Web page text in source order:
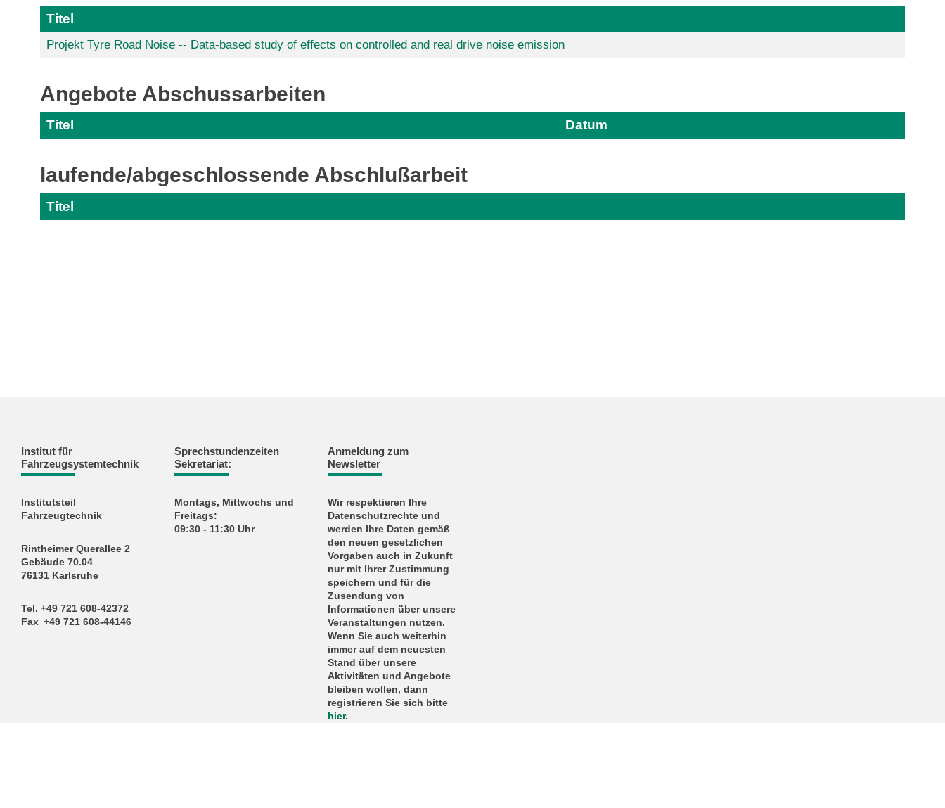
Titel
Projekt Tyre Road Noise -- Data-based study of effects on controlled and real drive noise emission
Angebote Abschussarbeiten
Titel Datum
laufende/abgeschlossende Abschlußarbeit
Titel
Institut für
Fahrzeugsystemtechnik
Institutsteil
Fahrzeugtechnik
Rintheimer Querallee 2
Gebäude 70.04
76131 Karlsruhe
Tel. +49 721 608-42372
Fax +49 721 608-44146
Sprechstundenzeiten
Sekretariat:
Montags, Mittwochs und
Freitags:
09:30 - 11:30 Uhr
Anmeldung zum
Newsletter
Wir respektieren Ihre
Datenschutzrechte und
werden Ihre Daten gemäß
den neuen gesetzlichen
Vorgaben auch in Zukunft
nur mit Ihrer Zustimmung
speichern und für die
Zusendung von
Informationen über unsere
Veranstaltungen nutzen.
Wenn Sie auch weiterhin
immer auf dem neuesten
Stand über unsere
Aktivitäten und Angebote
bleiben wollen, dann
registrieren Sie sich bitte
hier.